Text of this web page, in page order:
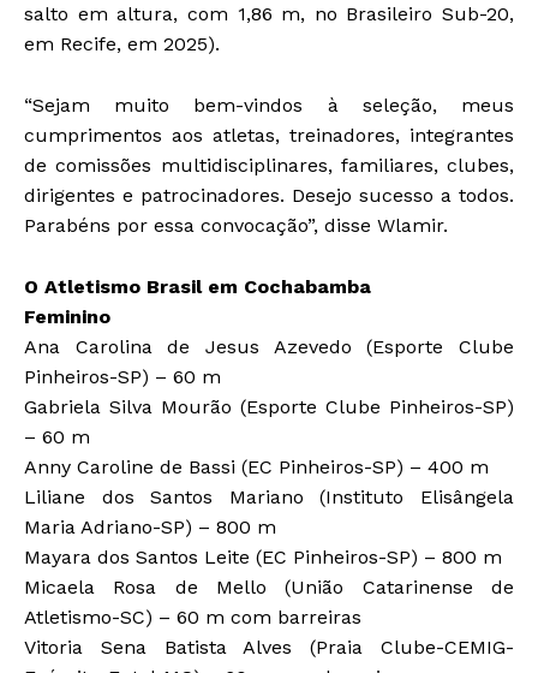
salto em altura, com 1,86 m, no Brasileiro Sub-20,
em Recife, em 2025).
“Sejam muito bem-vindos à seleção, meus
cumprimentos aos atletas, treinadores, integrantes
de comissões multidisciplinares, familiares, clubes,
dirigentes e patrocinadores. Desejo sucesso a todos.
Parabéns por essa convocação”, disse Wlamir.
O Atletismo Brasil em Cochabamba
Feminino
Ana Carolina de Jesus Azevedo (Esporte Clube
Pinheiros-SP) – 60 m
Gabriela Silva Mourão (Esporte Clube Pinheiros-SP)
– 60 m
Anny Caroline de Bassi (EC Pinheiros-SP) – 400 m
Liliane dos Santos Mariano (Instituto Elisângela
Maria Adriano-SP) – 800 m
Mayara dos Santos Leite (EC Pinheiros-SP) – 800 m
Micaela Rosa de Mello (União Catarinense de
Atletismo-SC) – 60 m com barreiras
Vitoria Sena Batista Alves (Praia Clube-CEMIG-